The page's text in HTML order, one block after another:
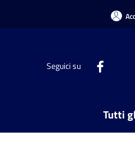
Seguici su
Tutti